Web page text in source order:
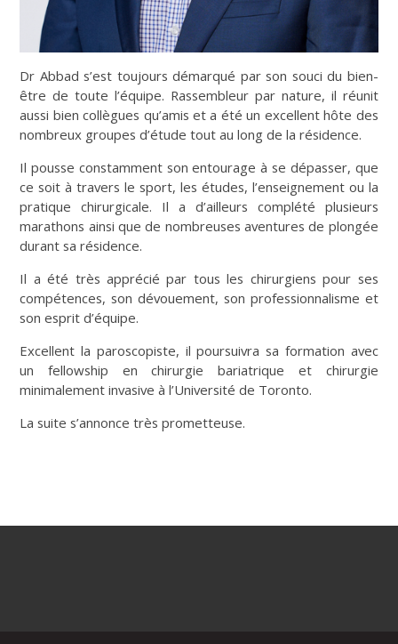
Dr Abbad s’est toujours démarqué par son souci du bien-
être de toute l’équipe. Rassembleur par nature, il réunit
aussi bien collègues qu’amis et a été un excellent hôte des
nombreux groupes d’étude tout au long de la résidence.
Il pousse constamment son entourage à se dépasser, que
ce soit à travers le sport, les études, l’enseignement ou la
pratique chirurgicale. Il a d’ailleurs complété plusieurs
marathons ainsi que de nombreuses aventures de plongée
durant sa résidence.
Il a été très apprécié par tous les chirurgiens pour ses
compétences, son dévouement, son professionnalisme et
son esprit d’équipe.
Excellent la paroscopiste, il poursuivra sa formation avec
un fellowship en chirurgie bariatrique et chirurgie
minimalement invasive à l’Université de Toronto.
La suite s’annonce très prometteuse.